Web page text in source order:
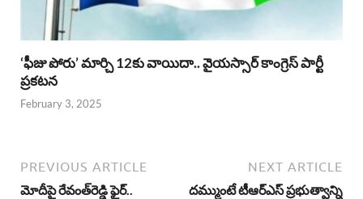
‘ఫీజు పోరు’ మార్చి 12కు వాయిదా.. వైయస్సార్‌ కాంగ్రెస్‌ పార్టీ
ప్రకటన
February 3, 2025
PREVIOUS ARTICLE
మోదీపై రేవంత్‌‌రెడ్డి ఫైర్‌..
NEXT ARTICLE
దమ్ముంటే టీఆర్ఎస్‌ ప్రభుత్వాన్ని